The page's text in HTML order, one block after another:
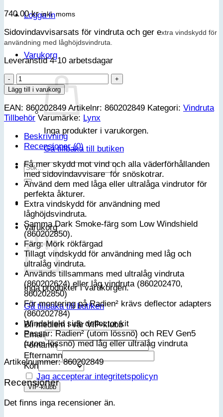
Logga in
Varukorg
Inga produkter i varukorgen.
Gå tillbaka till butiken
Sök
efter:
Varukorg
Inga produkter i varukorgen.
Gå tillbaka till butiken
Bli medlem i vår VIP-klubb
Email
Förnamn
Efternamn
Kön
Jag accepterar integritetspolicyn
740.00kr inkl. moms
Sidovindavvisarsats för vindruta och ger extra vindskydd för
användning med låghöjdsvindruta.
Leveranstid 4-10 arbetsdagar
Sidovindavvisarsats
för
vindruta
-
Mörkt
rökfärgad
Ski-
Doo/Lynx
mängd
Lägg till i varukorg
EAN: 860202849 Artikelnr: 860202849 Kategori: Vindruta
Tillbehör Varumärke: Lynx
Beskrivning
Recensioner (0)
Få mer skydd mot vind och alla väderförhållanden
med sidovindavvisare för snöskotrar.
Använd dem med låga eller ultralåga vindrutor för
perfekta åkturer.
Extra vindskydd för användning med
låghöjdsvindruta.
Samma Dark Smoke-färg som Low Windshield
(860202850).
Färg: Mörk rökfärgad
Tillagt vindskydd för användning med låg och
ultralåg vindruta.
Används tillsammans med ultralåg vindruta
(860202624) eller låg vindruta (860202470,
860202850)
För montering på Radien² krävs deflector adapters
(860202784)
Windshield side deflector kit
Passar: Radien² (utom lössnö) och REV Gen5
(utom lössnö) med låg eller ultralåg vindruta
Artikelnummer: 860202849
Recensioner
Det finns inga recensioner än.